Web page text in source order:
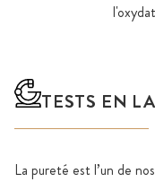
TESTS EN
La pureté est l’un de